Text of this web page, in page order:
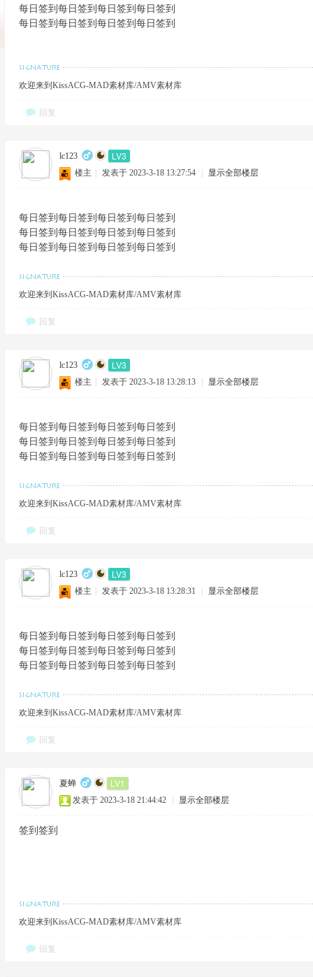
每日签到每日签到每日签到每日签到
每日签到每日签到每日签到每日签到
欢迎来到KissACG-MAD素材库/AMV素材库
回复
lc123 LV3
楼主 发表于 2023-3-18 13:27:54 显示全部楼层
每日签到每日签到每日签到每日签到
每日签到每日签到每日签到每日签到
每日签到每日签到每日签到每日签到
欢迎来到KissACG-MAD素材库/AMV素材库
回复
lc123 LV3
楼主 发表于 2023-3-18 13:28:13 显示全部楼层
每日签到每日签到每日签到每日签到
每日签到每日签到每日签到每日签到
每日签到每日签到每日签到每日签到
欢迎来到KissACG-MAD素材库/AMV素材库
回复
lc123 LV3
楼主 发表于 2023-3-18 13:28:31 显示全部楼层
每日签到每日签到每日签到每日签到
每日签到每日签到每日签到每日签到
每日签到每日签到每日签到每日签到
欢迎来到KissACG-MAD素材库/AMV素材库
回复
夏蝉 LV1
发表于 2023-3-18 21:44:42 显示全部楼层
签到签到
欢迎来到KissACG-MAD素材库/AMV素材库
回复